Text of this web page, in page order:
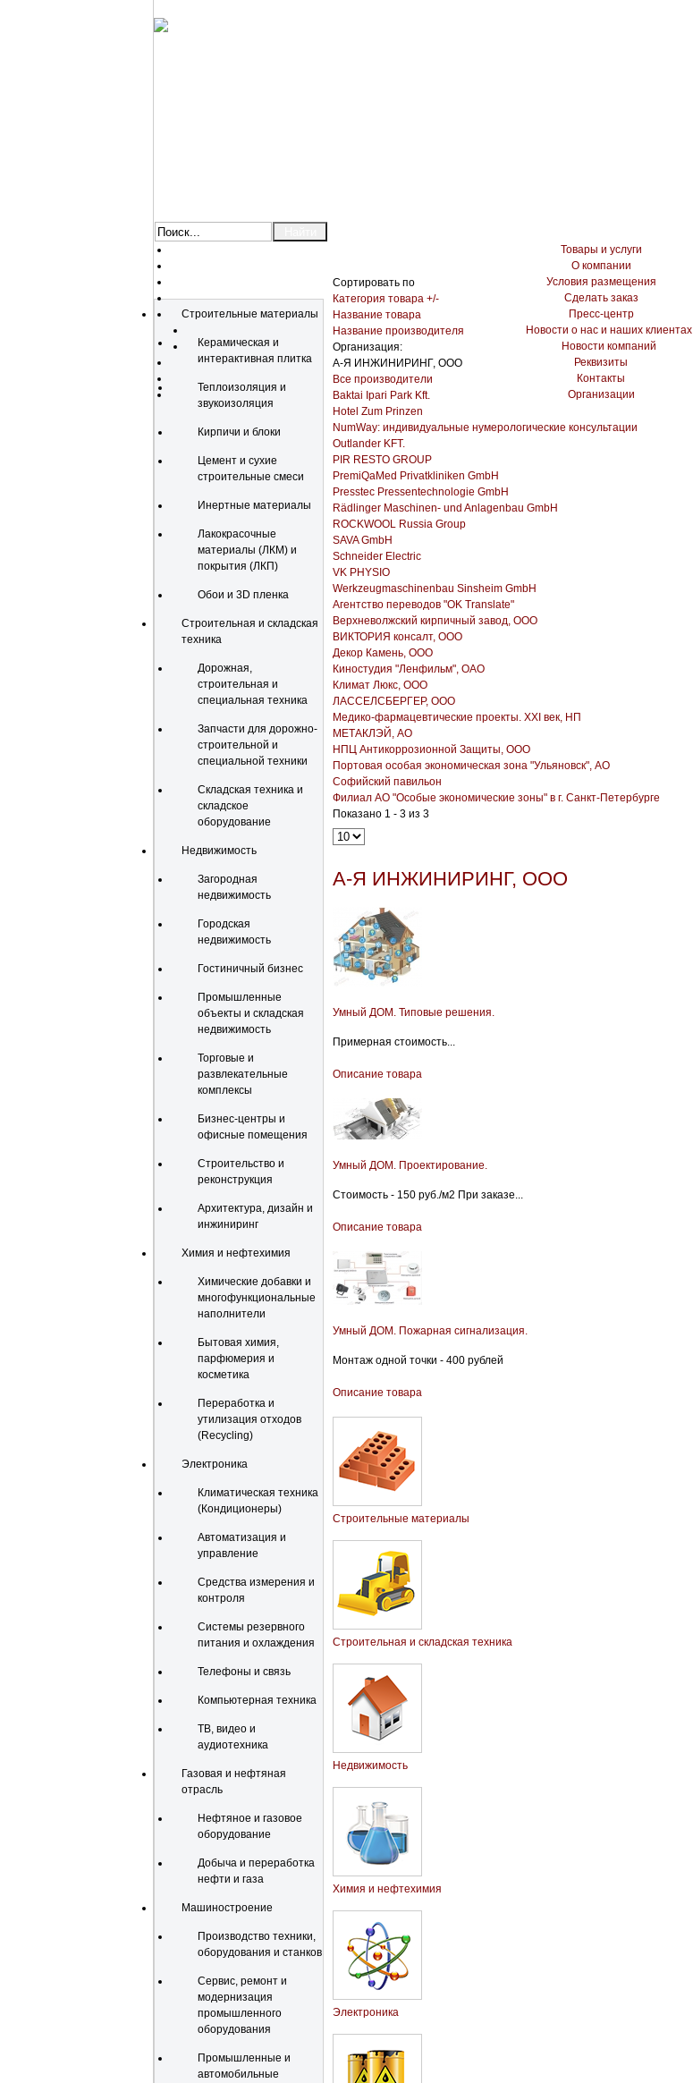
Товары и услуги
О компании
Условия размещения
Сделать заказ
Пресс-центр
Новости о нас и наших клиентах
Новости компаний
Реквизиты
Контакты
Организации
Строительные материалы
Керамическая и
интерактивная плитка
Теплоизоляция и
звукоизоляция
Кирпичи и блоки
Цемент и сухие
строительные смеси
Инертные материалы
Лакокрасочные
материалы (ЛКМ) и
покрытия (ЛКП)
Обои и 3D пленка
Строительная и складская
техника
Дорожная,
строительная и
специальная техника
Запчасти для дорожно-
строительной и
специальной техники
Складская техника и
складское
оборудование
Недвижимость
Загородная
недвижимость
Городская
недвижимость
Гостиничный бизнес
Промышленные
объекты и складская
недвижимость
Торговые и
развлекательные
комплексы
Бизнес-центры и
офисные помещения
Строительство и
реконструкция
Архитектура, дизайн и
инжиниринг
Химия и нефтехимия
Химические добавки и
многофункциональные
наполнители
Бытовая химия,
парфюмерия и
косметика
Переработка и
утилизация отходов
(Recycling)
Электроника
Климатическая техника
(Кондиционеры)
Автоматизация и
управление
Средства измерения и
контроля
Системы резервного
питания и охлаждения
Телефоны и связь
Компьютерная техника
ТВ, видео и
аудиотехника
Газовая и нефтяная
отрасль
Нефтяное и газовое
оборудование
Добыча и переработка
нефти и газа
Машиностроение
Производство техники,
оборудования и станков
Сервис, ремонт и
модернизация
промышленного
оборудования
Промышленные и
автомобильные
Сортировать по
Категория товара +/-
Название товара
Название производителя
Организация:
А-Я ИНЖИНИРИНГ, ООО
Все производители
Baktai Ipari Park Kft.
Hotel Zum Prinzen
NumWay: индивидуальные нумерологические консультации
Outlander KFT.
PIR RESTO GROUP
PremiQaMed Privatkliniken GmbH
Presstec Pressentechnologie GmbH
Rädlinger Maschinen- und Anlagenbau GmbH
ROCKWOOL Russia Group
SAVA GmbH
Schneider Electric
VK PHYSIO
Werkzeugmaschinenbau Sinsheim GmbH
Агентство переводов "OK Translate"
Верхневолжский кирпичный завод, ООО
ВИКТОРИЯ консалт, ООО
Декор Камень, ООО
Киностудия "Ленфильм", ОАО
Климат Люкс, ООО
ЛАССЕЛСБЕРГЕР, ООО
Медико-фармацевтические проекты. XXI век, НП
МЕТАКЛЭЙ, АО
НПЦ Антикоррозионной Защиты, ООО
Портовая особая экономическая зона "Ульяновск", АО
Софийский павильон
Филиал АО "Особые экономические зоны" в г. Санкт-Петербурге
Показано 1 - 3 из 3
А-Я ИНЖИНИРИНГ, ООО
Умный ДОМ. Типовые решения.
Примерная стоимость...
Описание товара
Умный ДОМ. Проектирование.
Стоимость - 150 руб./м2 При заказе...
Описание товара
Умный ДОМ. Пожарная сигнализация.
Монтаж одной точки - 400 рублей
Описание товара
Строительные материалы
Строительная и складская техника
Недвижимость
Химия и нефтехимия
Электроника